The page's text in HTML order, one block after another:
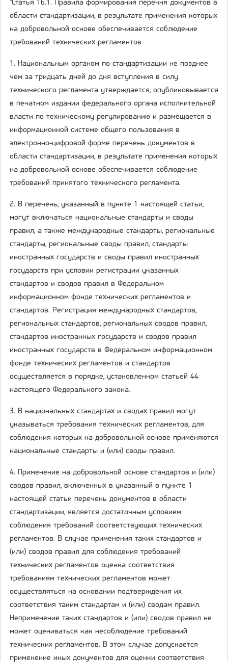
"Статья 16.1. Правила формирования перечня документов в
области стандартизации, в результате применения которых
на добровольной основе обеспечивается соблюдение
требований технических регламентов
1. Национальным органом по стандартизации не позднее
чем за тридцать дней до дня вступления в силу
технического регламента утверждается, опубликовывается
в печатном издании федерального органа исполнительной
власти по техническому регулированию и размещается в
информационной системе общего пользования в
электронно-цифровой форме перечень документов в
области стандартизации, в результате применения которых
на добровольной основе обеспечивается соблюдение
требований принятого технического регламента.
2. В перечень, указанный в пункте 1 настоящей статьи,
могут включаться национальные стандарты и своды
правил, а также международные стандарты, региональные
стандарты, региональные своды правил, стандарты
иностранных государств и своды правил иностранных
государств при условии регистрации указанных
стандартов и сводов правил в Федеральном
информационном фонде технических регламентов и
стандартов. Регистрация международных стандартов,
региональных стандартов, региональных сводов правил,
стандартов иностранных государств и сводов правил
иностранных государств в Федеральном информационном
фонде технических регламентов и стандартов
осуществляется в порядке, установленном статьей 44
настоящего Федерального закона.
3. В национальных стандартах и сводах правил могут
указываться требования технических регламентов, для
соблюдения которых на добровольной основе применяются
национальные стандарты и (или) своды правил.
4. Применение на добровольной основе стандартов и (или)
сводов правил, включенных в указанный в пункте 1
настоящей статьи перечень документов в области
стандартизации, является достаточным условием
соблюдения требований соответствующих технических
регламентов. В случае применения таких стандартов и
(или) сводов правил для соблюдения требований
технических регламентов оценка соответствия
требованиям технических регламентов может
осуществляться на основании подтверждения их
соответствия таким стандартам и (или) сводам правил.
Неприменение таких стандартов и (или) сводов правил не
может оцениваться как несоблюдение требований
технических регламентов. В этом случае допускается
применение иных документов для оценки соответствия